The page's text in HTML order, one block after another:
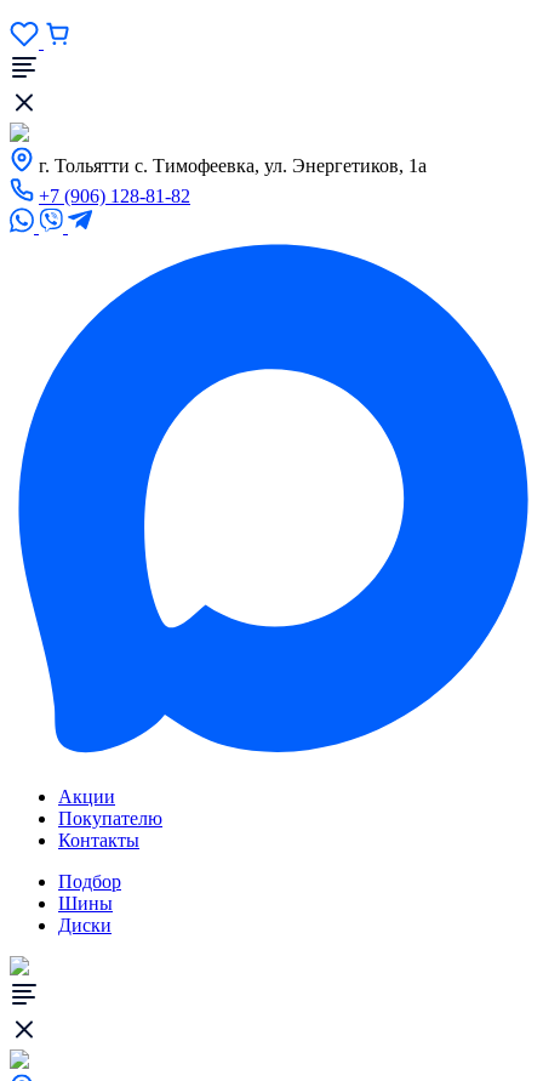
г. Тольятти с. Тимофеевка, ул. Энергетиков, 1а
+7 (906) 128-81-82
Акции
Покупателю
Контакты
Подбор
Шины
Диски